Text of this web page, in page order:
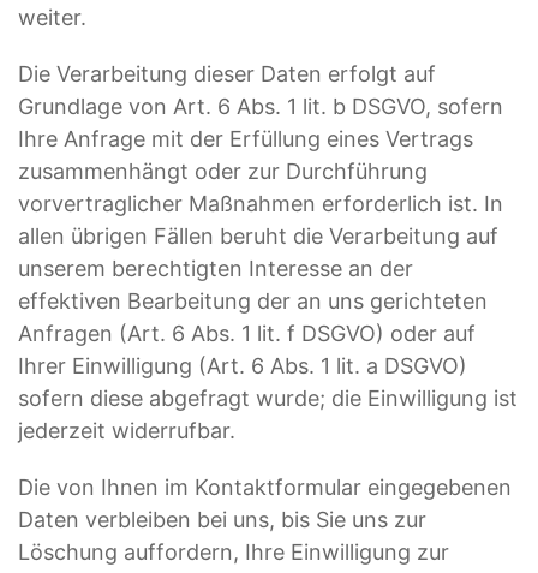
weiter.
Die Verarbeitung dieser Daten erfolgt auf
Grundlage von Art. 6 Abs. 1 lit. b DSGVO, sofern
Ihre Anfrage mit der Erfüllung eines Vertrags
zusammenhängt oder zur Durchführung
vorvertraglicher Maßnahmen erforderlich ist. In
allen übrigen Fällen beruht die Verarbeitung auf
unserem berechtigten Interesse an der
effektiven Bearbeitung der an uns gerichteten
Anfragen (Art. 6 Abs. 1 lit. f DSGVO) oder auf
Ihrer Einwilligung (Art. 6 Abs. 1 lit. a DSGVO)
sofern diese abgefragt wurde; die Einwilligung ist
jederzeit widerrufbar.
Die von Ihnen im Kontaktformular eingegebenen
Daten verbleiben bei uns, bis Sie uns zur
Löschung auffordern, Ihre Einwilligung zur